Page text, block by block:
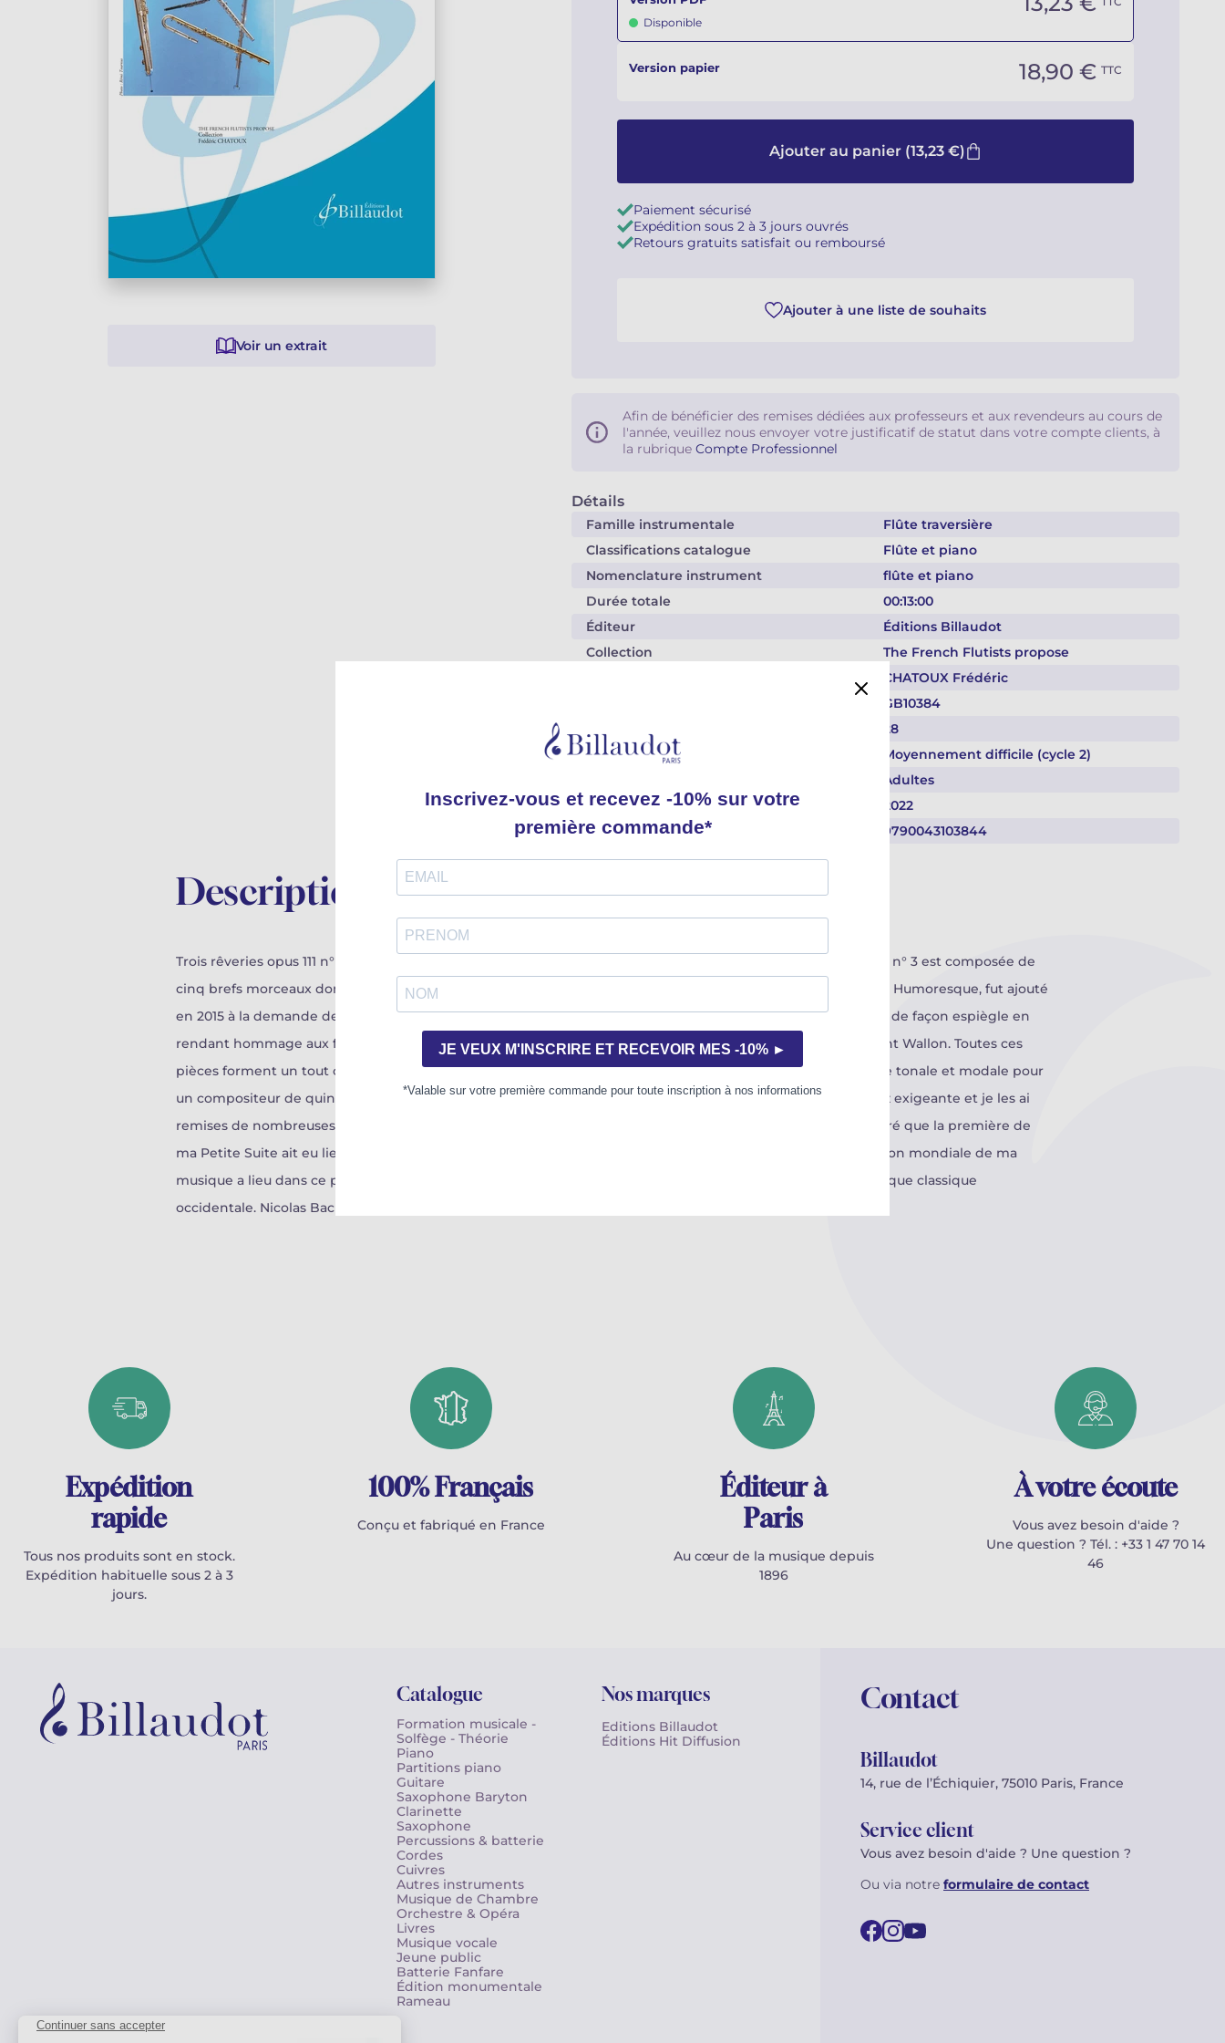
Détails
Famille instrumentale
Flûte traversière
Classifications catalogue
Flûte et piano
Nomenclature instrument
flûte et piano
Durée totale
00:13:00
Éditeur
Éditions Billaudot
Collection
The French Flutists propose
CHATOUX Frédéric
GB10384
28
Cycle / Niveau
Moyennement difficile (cycle 2)
Adultes
Année copyright
2022
Code EAN
9790043103844
Disponible
Version papier 18,90 € TTC
Ajouter au panier (13,23 €)
Paiement sécurisé
Expédition sous 2 à 3 jours ouvrés
Retours gratuits satisfait ou remboursé
Ajouter à une liste de souhaits
Afin de bénéficier des remises dédiées aux professeurs et aux revendeurs au cours de
l'année, veuillez nous envoyer votre justificatif de statut dans votre compte clients, à
la rubrique Compte Professionnel
Voir un extrait
Description
Trois rêveries opus 111 n° 2 propose trois exercices de style (Debussy, Ireland et Grieg) et Petite Suite opus 111 n° 3 est composée de
cinq brefs morceaux dont les quatre premiers existent pour piano seul aux éditions Billaudot ; le cinquième, Humoresque, fut ajouté
en 2015 à la demande de Frédéric Chatoux, directeur de la collection consacrée à la flûte, pour clore le cycle, de façon espiègle en
rendant hommage aux facéties des chats que j’avais adoptés lorsque je vécus à la campagne, dans le Brabant Wallon. Toutes ces
pièces forment un tout cher à mon cœur, car elles illustrent les premiers pas déjà très assurés dans l’écriture tonale et modale pour
un compositeur de quinze-seize ans. Elles font déjà une place au lyrisme et au contrepoint de manière assez exigeante et je les ai
remises de nombreuses fois sur le métier afin d’en affiner le plus possible l’écriture. Je suis heureux et honoré que la première de
ma Petite Suite ait eu lieu à Bangkok par deux musiciens professionnels. C’est la première fois qu’une création mondiale de ma
musique a lieu dans ce pays, qui, comme tous les pays d’Asie, semble se polariser de plus en plus sur la musique classique
occidentale. Nicolas Bacri
Expédition
rapide
Tous nos produits sont en stock.
Expédition habituelle sous 2 à 3
jours.
100% Français
Conçu et fabriqué en France
Éditeur à
Paris
Au cœur de la musique depuis
1896
À votre écoute
Vous avez besoin d'aide ?
Une question ? Tél. : +33 1 47 70 14
46
Catalogue
Formation musicale -
Solfège - Théorie
Piano
Partitions piano
Guitare
Saxophone Baryton
Clarinette
Saxophone
Percussions & batterie
Cordes
Cuivres
Autres instruments
Musique de Chambre
Orchestre & Opéra
Livres
Musique vocale
Jeune public
Batterie Fanfare
Édition monumentale
Rameau
Nos marques
Editions Billaudot
Éditions Hit Diffusion
Contact
Billaudot
14, rue de l’Échiquier, 75010 Paris, France
Service client
Vous avez besoin d'aide ? Une question ?
Ou via notre formulaire de contact